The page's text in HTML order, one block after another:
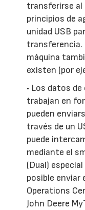
transferirse al
principios de
unidad USB
transferencia.
máquina
existen (por
• Los datos
trabajan en
pueden
través de un
puede
mediante el
(Dual)
posible enviar
Operations
John Deere